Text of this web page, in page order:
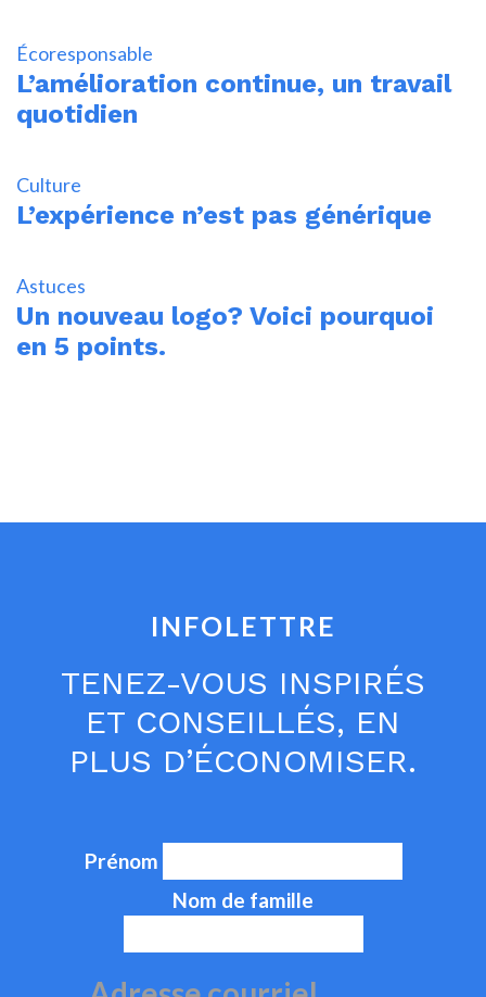
Écoresponsable
L’amélioration continue, un travail
quotidien
Culture
L’expérience n’est pas générique
Astuces
Un nouveau logo? Voici pourquoi
en 5 points.
INFOLETTRE
TENEZ-VOUS INSPIRÉS
ET CONSEILLÉS, EN
PLUS D’ÉCONOMISER.
Prénom
Nom de famille